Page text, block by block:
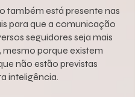
também está presente nas
para que a comunicação
seguidores seja mais
mesmo porque existem
não estão previstas
inteligência.